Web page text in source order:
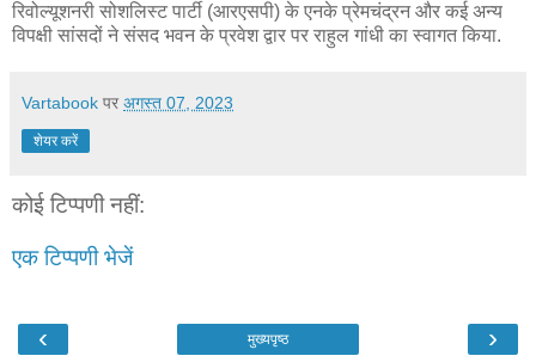
रिवोल्यूशनरी सोशलिस्ट पार्टी (आरएसपी) के एनके प्रेमचंद्रन और कई अन्य
विपक्षी सांसदों ने संसद भवन के प्रवेश द्वार पर राहुल गांधी का स्वागत किया.
Vartabook पर अगस्त 07, 2023
शेयर करें
कोई टिप्पणी नहीं:
एक टिप्पणी भेजें
‹ ›
मुख्यपृष्ठ